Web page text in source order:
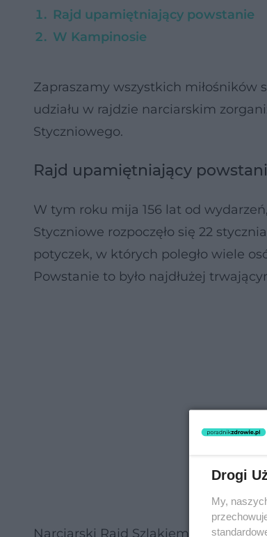
Rajd upamiętniający powstanie
W Kampinosie
Zapraszamy wszystkich miłośników
udziału w rajdzie narciarskim
Styczniowego.
Rajd upamiętniający
W tym roku mija 156 lat od
Styczniowe rozpoczęło się 22
potyczek, w których poległo wiele
Powstanie to było najdłużej
Narciarski Rajd Szlakiem
Drogi
My,